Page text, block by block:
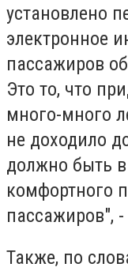
установлено
электронное
пассажиров
Это то, что
много-много
не доходило
должно быть
комфортного
пассажиров",
Также, по